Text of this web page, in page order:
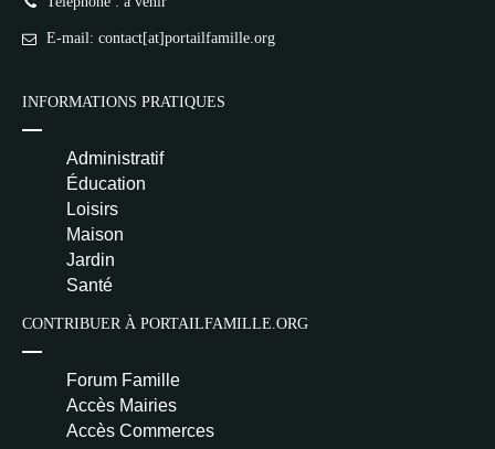
E-mail: contact[at]portailfamille.org
INFORMATIONS PRATIQUES
Administratif
Éducation
Loisirs
Maison
Jardin
Santé
CONTRIBUER À PORTAILFAMILLE.ORG
Forum Famille
Accès Mairies
Accès Commerces